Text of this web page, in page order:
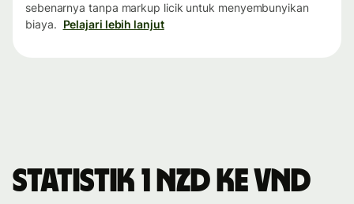
sebenarnya tanpa markup licik untuk menyembunyikan
biaya. Pelajari lebih lanjut
Statistik 1 NZD ke VND